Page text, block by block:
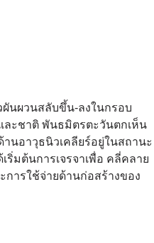
นผวนสลับขึ้น-ลงในกรอบ
ละชาติ พันธมิตรตะวันตกเห็น
นอาวุธนิวเคลียร์อยู่ในสถานะ
ริ่มต้นการเจรจาเพื่อ คลี่คลาย
การใช้จ่ายด้านก่อสร้างของ